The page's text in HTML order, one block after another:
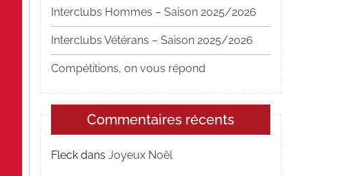
Interclubs Hommes – Saison 2025/2026
Interclubs Vétérans – Saison 2025/2026
Compétitions, on vous répond
Commentaires récents
Fleck dans Joyeux Noël